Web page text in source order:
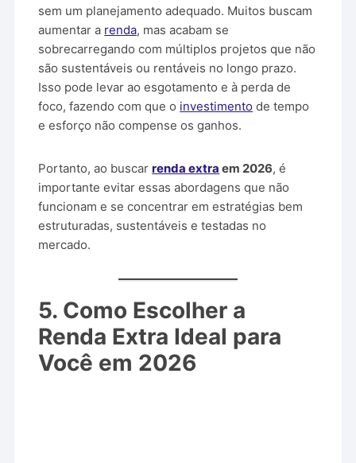
sem um planejamento adequado. Muitos buscam
aumentar a renda, mas acabam se
sobrecarregando com múltiplos projetos que não
são sustentáveis ou rentáveis no longo prazo.
Isso pode levar ao esgotamento e à perda de
foco, fazendo com que o investimento de tempo
e esforço não compense os ganhos.
Portanto, ao buscarrenda extra em 2026, é
importante evitar essas abordagens que não
funcionam e se concentrar em estratégias bem
estruturadas, sustentáveis e testadas no
mercado.
5. Como Escolher a
Renda Extra Ideal para
Você em 2026